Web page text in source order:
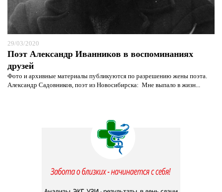
29/03/2020
Поэт Александр Иванников в воспоминаниях
друзей
Фото и архивные материалы публикуются по разрешению жены поэта.
Александр Садовников, поэт из Новосибирска: Мне выпало в жизн...